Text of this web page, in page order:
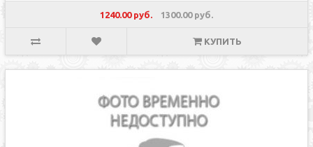
1240.00 руб. 1300.00 руб.
КУПИТЬ